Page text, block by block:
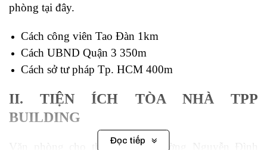
phòng tại đây.
Cách công viên Tao Đàn 1km
Cách UBND Quận 3 350m
Cách sở tư pháp Tp. HCM 400m
II. TIỆN ÍCH TÒA NHÀ TPP
BUILDING
Văn phòng cho thuê quận 3 đường Nguyễn Đình
Đọc tiếp